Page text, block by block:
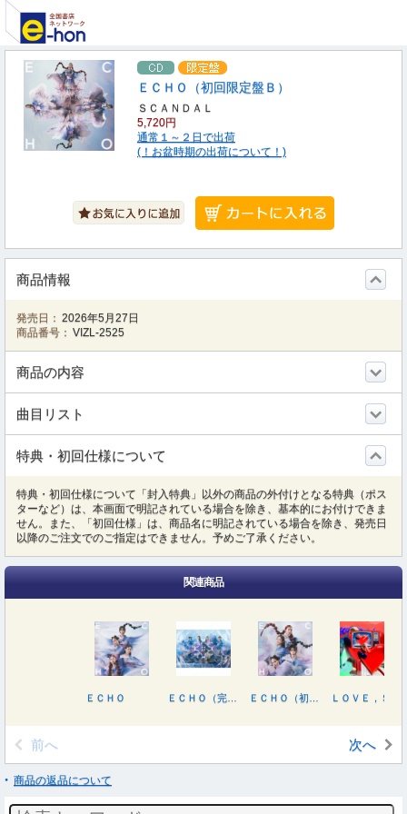
ＥＣＨＯ（初回限定盤Ｂ）
ＳＣＡＮＤＡＬ
5,720円
通常１～２日で出荷
(！お盆時期の出荷について！)
商品情報
発売日： 2026年5月27日
商品番号： VIZL-2525
商品の内容
曲目リスト
特典・初回仕様について
特典・初回仕様について「封入特典」以外の商品の外付けとなる特典（ポス
ターなど）は、本画面で明記されている場合を除き、基本的にお付けできま
せん。また、「初回仕様」は、商品名に明記されている場合を除き、発売日
以降のご注文でのご指定はできません。予めご了承ください。
関連商品
ＥＣＨＯ
前へ 次へ
商品の返品について